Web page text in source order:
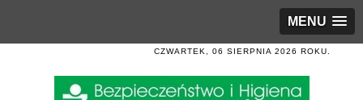
MENU
CZWARTEK, 06 SIERPNIA 2026 ROKU.